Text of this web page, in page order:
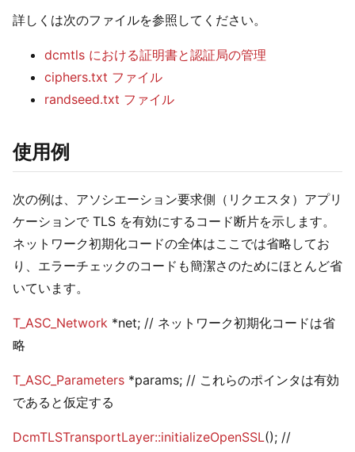
詳しくは次のファイルを参照してください。
dcmtls における証明書と認証局の管理
ciphers.txt ファイル
randseed.txt ファイル
使用例
次の例は、アソシエーション要求側（リクエスタ）アプリ
ケーションで TLS を有効にするコード断片を示します。
ネットワーク初期化コードの全体はここでは省略してお
り、エラーチェックのコードも簡潔さのためにほとんど省
いています。
T_ASC_Network *net; // ネットワーク初期化コードは省
略
T_ASC_Parameters *params; // これらのポインタは有効
であると仮定する
DcmTLSTransportLayer::initializeOpenSSL(); //